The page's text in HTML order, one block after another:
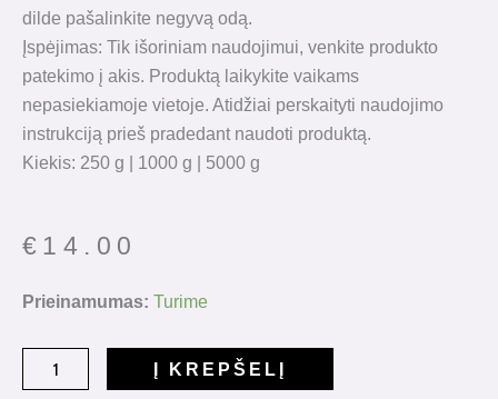
dilde pašalinkite negyvą odą.
Įspėjimas: Tik išoriniam naudojimui, venkite produkto
patekimo į akis. Produktą laikykite vaikams
nepasiekiamoje vietoje. Atidžiai perskaityti naudojimo
instrukciją prieš pradedant naudoti produktą.
Kiekis: 250 g | 1000 g | 5000 g
€ 14.00
Prieinamumas: Turime
produkto
druska
Į KREPŠELĮ